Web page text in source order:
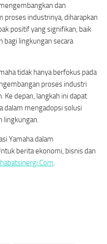
dan
proses industrinya, diharapkan
positif yang signifikan, baik
bagi lingkungan secara
tidak hanya berfokus pada
proses industri
Ke depan, langkah ini dapat
dalam mengadopsi solusi
lingkungan.
Yamaha dalam
berita ekonomi, bisnis dan
.